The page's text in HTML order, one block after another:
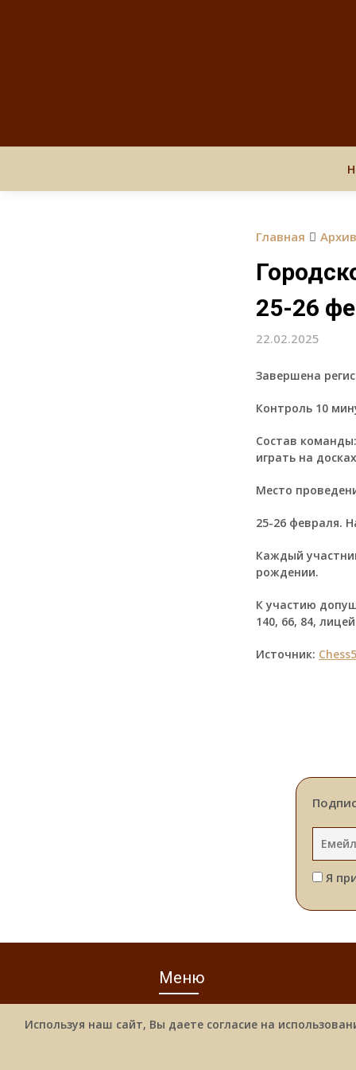
Главная Архив
25-26
22.02.2025
Завершена
Контроль 10
Состав
играть на
Место
25-26 февраля.
Каждый
рождении.
К участию
140, 66, 84,
Источник:
Я
Меню
Используя наш сайт, Вы даете согласие на